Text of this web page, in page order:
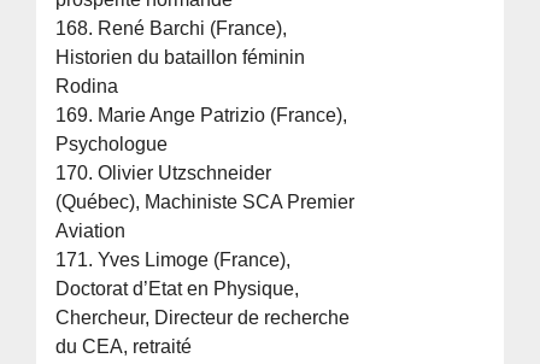
168. René Barchi (France),
Historien du bataillon féminin
Rodina
169. Marie Ange Patrizio (France),
Psychologue
170. Olivier Utzschneider
(Québec), Machiniste SCA Premier
Aviation
171. Yves Limoge (France),
Doctorat d’Etat en Physique,
Chercheur, Directeur de recherche
du CEA, retraité